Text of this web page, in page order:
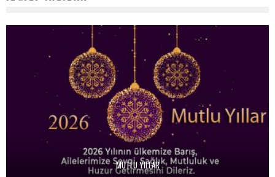
MUTLU YILLAR